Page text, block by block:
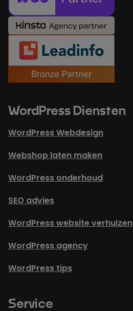
WordPress Diensten
WordPress Webdesign
Webshop laten maken
WordPress onderhoud
SEO advies
WordPress website verhuizen
WordPress agency
WordPress tips
Service